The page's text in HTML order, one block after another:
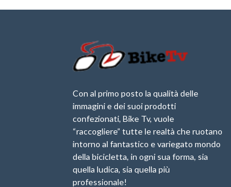
Con al primo posto la qualità delle
immagini e dei suoi prodotti
confezionati, Bike Tv, vuole
“raccogliere” tutte le realtà che ruotano
intorno al fantastico e variegato mondo
della bicicletta, in ogni sua forma, sia
quella ludica, sia quella più
professionale!
Briko Torino – 11
Maggio 2025 – r
Minerva Edizioni e
Marathon 2025”
IX Ed. “Tra
Borghi&Castelli” –
Anteprima
1a Edizione
Granfondo